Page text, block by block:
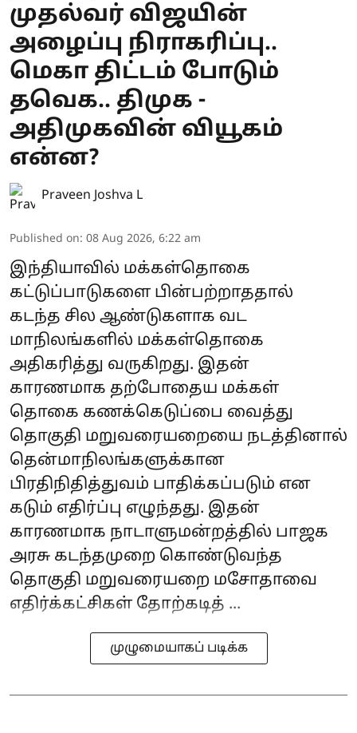
முதல்வர் விஜயின்
அழைப்பு நிராகரிப்பு..
மெகா திட்டம் போடும்
தவெக.. திமுக -
அதிமுகவின் வியூகம்
என்ன?
Praveen Joshva L
Published on: 08 Aug 2026, 6:22 am
இந்தியாவில் மக்கள்தொகை
கட்டுப்பாடுகளை பின்பற்றாததால்
கடந்த சில ஆண்டுகளாக வட
மாநிலங்களில் மக்கள்தொகை
அதிகரித்து வருகிறது. இதன்
காரணமாக தற்போதைய மக்கள்
தொகை கணக்கெடுப்பை வைத்து
தொகுதி மறுவரையறையை நடத்தினால்
தென்மாநிலங்களுக்கான
பிரதிநிதித்துவம் பாதிக்கப்படும் என
கடும் எதிர்ப்பு எழுந்தது. இதன்
காரணமாக நாடாளுமன்றத்தில் பாஜக
அரசு கடந்தமுறை கொண்டுவந்த
தொகுதி மறுவரையறை மசோதாவை
எதிர்க்கட்சிகள் தோற்கடித் ...
முழுமையாகப் படிக்க